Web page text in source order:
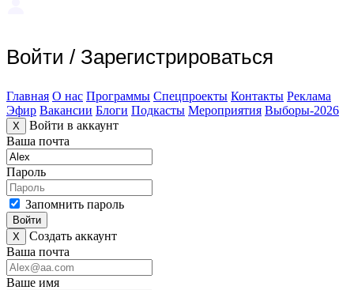
Войти / Зарегистрироваться
Главная О нас Программы Спецпроекты Контакты Реклама
Эфир Вакансии Блоги Подкасты Мероприятия Выборы-2026
X
Войти в аккаунт
Ваша почта
Пароль
Запомнить пароль
Войти
X
Создать аккаунт
Ваша почта
Ваше имя